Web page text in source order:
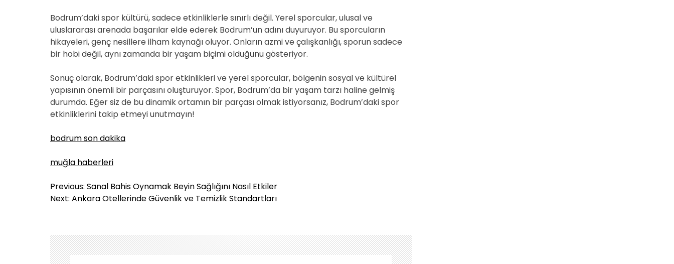
Bodrum’daki spor kültürü, sadece etkinliklerle sınırlı değil. Yerel sporcular, ulusal ve
uluslararası arenada başarılar elde ederek Bodrum’un adını duyuruyor. Bu sporcuların
hikayeleri, genç nesillere ilham kaynağı oluyor. Onların azmi ve çalışkanlığı, sporun sadece
bir hobi değil, aynı zamanda bir yaşam biçimi olduğunu gösteriyor.
Sonuç olarak, Bodrum’daki spor etkinlikleri ve yerel sporcular, bölgenin sosyal ve kültürel
yapısının önemli bir parçasını oluşturuyor. Spor, Bodrum’da bir yaşam tarzı haline gelmiş
durumda. Eğer siz de bu dinamik ortamın bir parçası olmak istiyorsanız, Bodrum’daki spor
etkinliklerini takip etmeyi unutmayın!
bodrum son dakika
muğla haberleri
Y
a
g
e
z
Previous: Sanal Bahis Oynamak Beyin Sağlığını Nasıl Etkiler
Next: Ankara Otellerinde Güvenlik ve Temizlik Standartları